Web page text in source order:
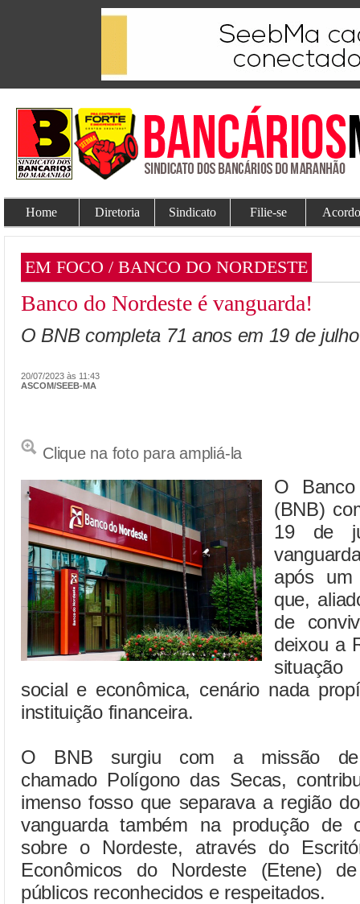
Home Diretoria Sindicato Filie-se
EM FOCO / BANCO DO NORDESTE
Banco do Nordeste é vanguarda!
O BNB completa 71 anos em 19 de
20/07/2023 às 11:43
ASCOM/SEEB-MA
Clique na foto para ampliá-la
O
(BNB)
19 de
após
que,
de
deixou a
situação
social e econômica, cenário nada
instituição financeira.
O BNB surgiu com a missão de
chamado Polígono das Secas,
imenso fosso que separava a região
vanguarda também na produção de
sobre o Nordeste, através do
Econômicos do Nordeste (Etene)
públicos reconhecidos e respeitados.